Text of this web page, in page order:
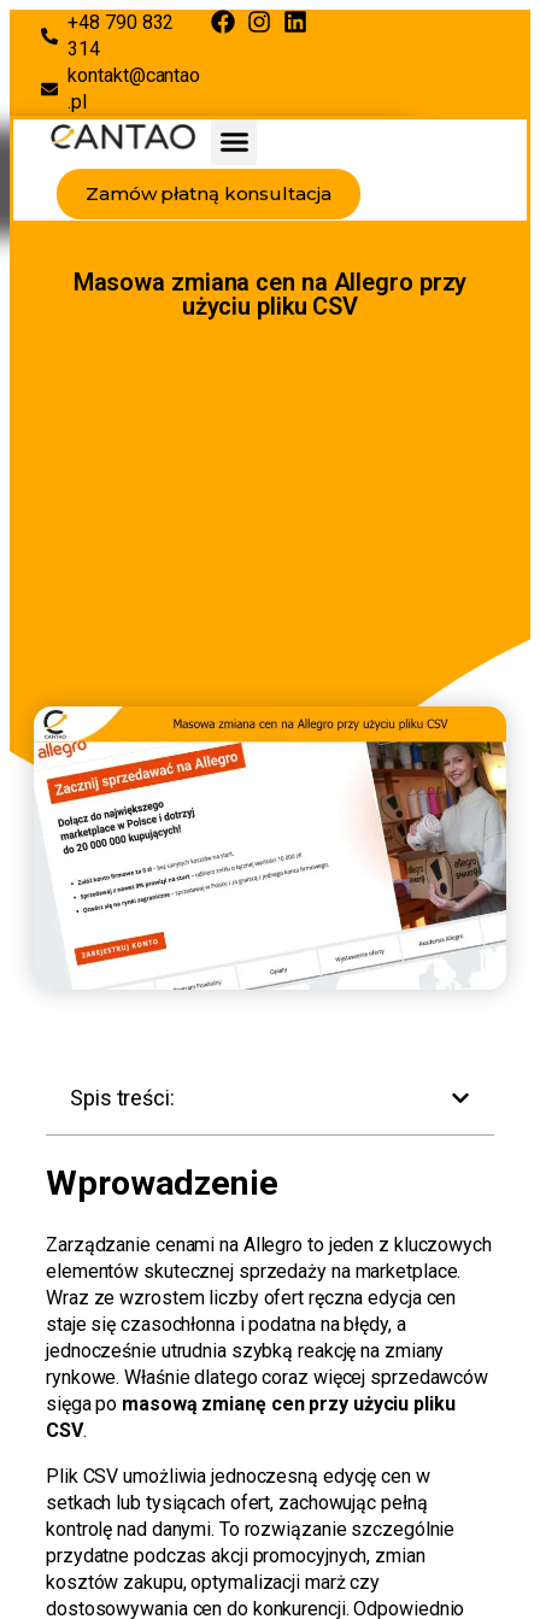
+48 790 832
314
kontakt@cantao
.pl
Zamów płatną konsultacja
Masowa zmiana cen na Allegro przy
użyciu pliku CSV
Spis treści:
Wprowadzenie
Zarządzanie cenami na Allegro to jeden z kluczowych
elementów skutecznej sprzedaży na marketplace.
Wraz ze wzrostem liczby ofert ręczna edycja cen
staje się czasochłonna i podatna na błędy, a
jednocześnie utrudnia szybką reakcję na zmiany
rynkowe. Właśnie dlatego coraz więcej sprzedawców
sięga po masową zmianę cen przy użyciu pliku
CSV.
Plik CSV umożliwia jednoczesną edycję cen w
setkach lub tysiącach ofert, zachowując pełną
kontrolę nad danymi. To rozwiązanie szczególnie
przydatne podczas akcji promocyjnych, zmian
kosztów zakupu, optymalizacji marż czy
dostosowywania cen do konkurencji. Odpowiednio